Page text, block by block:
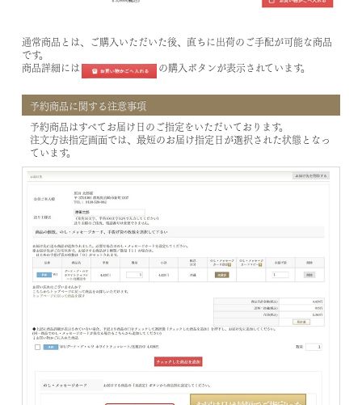
通常商品とは、ご購入いただいた後、直ちに出荷のご手配が可能な商品
です。
商品詳細には
の購入ボタンが表示されています。
予約商品に関する注意事項
予約商品はすべてお届け日のご指定をいただいております。
注文方法指定画面では、最短のお届け指定日が選択された状態となっ
ています。